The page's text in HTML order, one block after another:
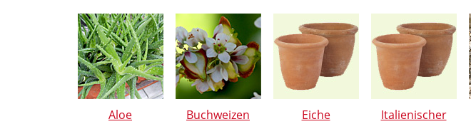
Aloe Buchweizen Eiche
Italienischer